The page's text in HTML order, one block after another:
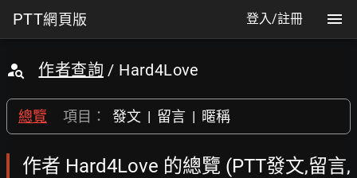
PTT網頁版 登入/註冊
作者查詢 / Hard4Love
總覽 項目： 發文 | 留言 | 暱稱
作者 Hard4Love 的總覽 (PTT發文,留言,